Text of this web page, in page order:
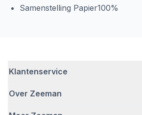
Samenstelling Papier100%
Klantenservice
Veelgestelde vragen
Over Zeeman